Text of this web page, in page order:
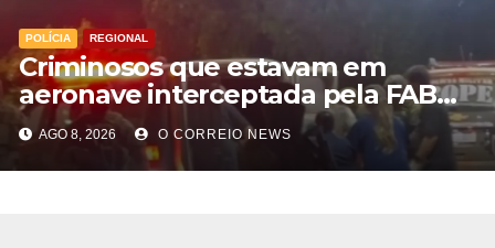
POLÍCIA REGIONAL
Criminosos que estavam em
aeronave interceptada pela FAB
em MS morrem durante confronto
com o Bope
AGO 8, 2026 O CORREIO NEWS